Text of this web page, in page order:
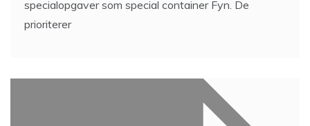
specialopgaver som special container Fyn. De
prioriterer